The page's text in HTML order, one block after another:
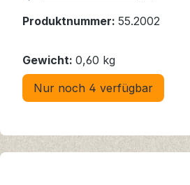
Produktnummer: 55.2002
Gewicht: 0,60 kg
Nur noch 4 verfügbar